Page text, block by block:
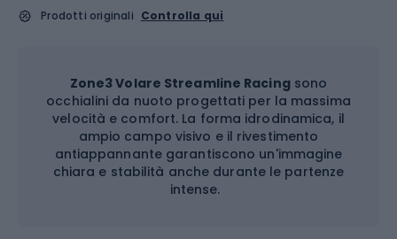
Prodotti originali Controlla qui
Zone3 Volare Streamline Racingsono
occhialini da nuoto progettati per la massima
velocità e comfort. La forma idrodinamica, il
ampio campo visivo e il rivestimento
antiappannante garantiscono un'immagine
chiara e stabilità anche durante le partenze
intense.